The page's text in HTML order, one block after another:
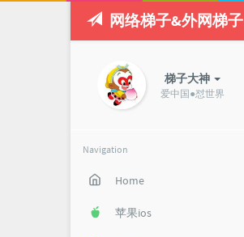
网络梯子&外网梯子
梯子大神
爱中国●怼世界
Navigation
Home
苹果ios